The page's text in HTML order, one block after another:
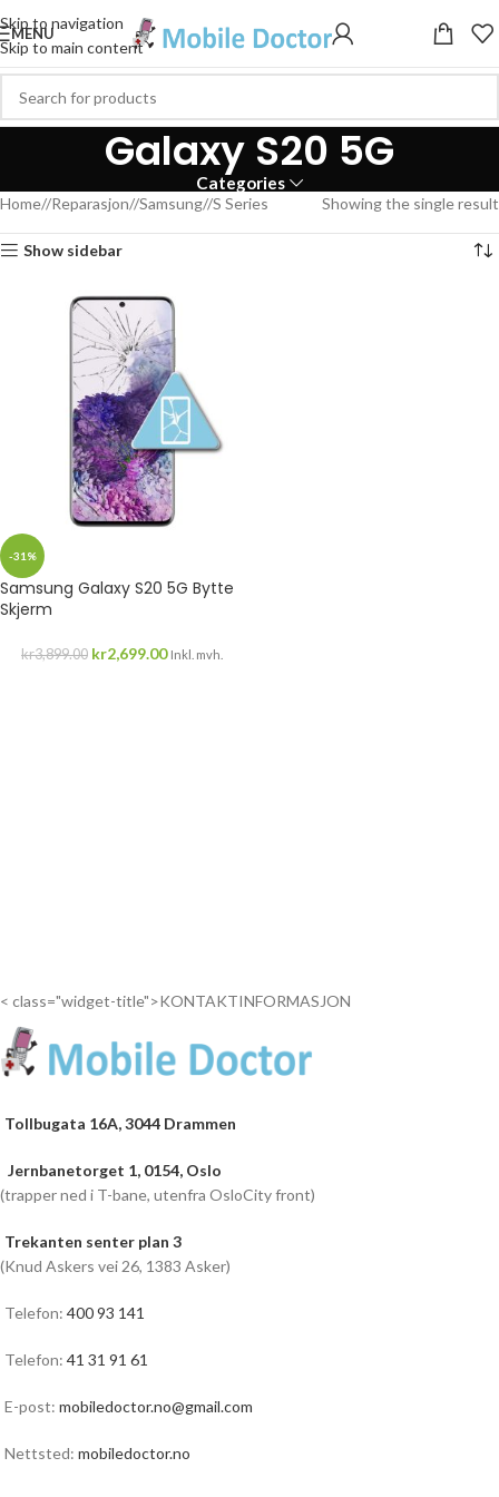
Skip to navigation
Skip to main content
MENU
Galaxy S20 5G
Categories
Home/ Reparasjon/ Samsung/ S Series Showing the single result
Show sidebar
-31%
Samsung Galaxy S20 5G Bytte
Skjerm
kr3,899.00 kr2,699.00 Inkl. mvh.
< class="widget-title">KONTAKTINFORMASJON
Tollbugata 16A, 3044 Drammen
Jernbanetorget 1, 0154, Oslo
(trapper ned i T-bane, utenfra OsloCity front)
Trekanten senter plan 3
(Knud Askers vei 26, 1383 Asker)
Telefon: 400 93 141
Telefon: 41 31 91 61
E-post: mobiledoctor.no@gmail.com
Nettsted: mobiledoctor.no